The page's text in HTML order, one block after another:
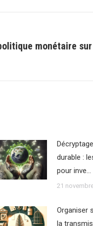
monétaire
durable :
pour inve…
21
Organiser
la